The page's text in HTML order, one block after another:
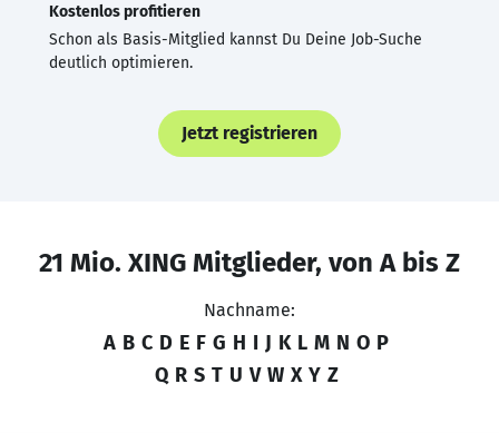
Kostenlos profitieren
Schon als Basis-Mitglied kannst Du Deine Job-Suche
deutlich optimieren.
Jetzt registrieren
21 Mio. XING Mitglieder, von A bis Z
Nachname:
A B C D E F G H I J K L M N O P
Q R S T U V W X Y Z